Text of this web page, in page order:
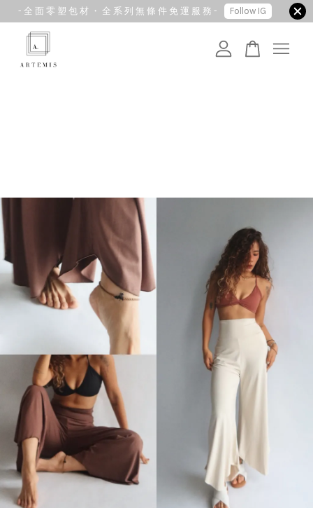
- 全 面 零 塑 包 材 ・ 全 系 列 無 條 件 免 運 服 務 - Follow IG
您的購物車目前還是空的。